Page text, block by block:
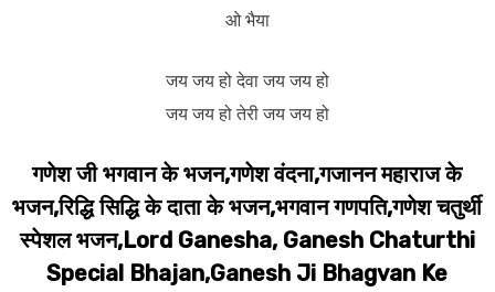
ओ भैया
जय जय हो देवा जय जय हो
जय जय हो तेरी जय जय हो
गणेश जी भगवान के भजन,गणेश वंदना,गजानन महाराज के
भजन,रिद्धि सिद्धि के दाता के भजन,भगवान गणपति,गणेश चतुर्थी
स्पेशल भजन,Lord Ganesha, Ganesh Chaturthi
Special Bhajan,Ganesh Ji Bhagvan Ke